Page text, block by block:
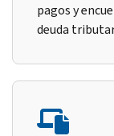
pagos y
deuda